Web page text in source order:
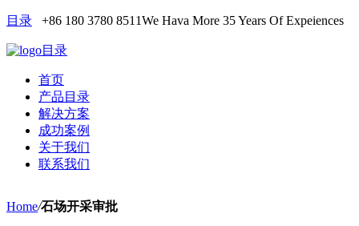
目录 +86 180 3780 8511We Hava More 35 Years Of Expeiences
目录
首页
产品目录
解决方案
成功案例
关于我们
联系我们
Home/石场开采审批